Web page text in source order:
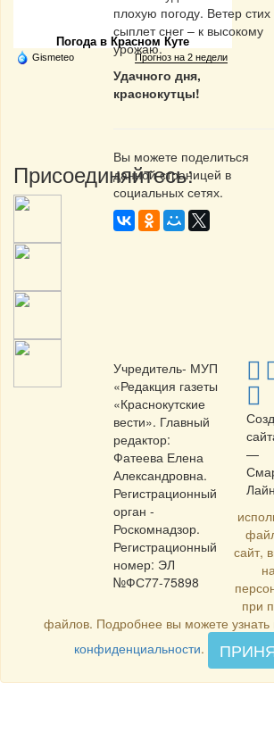
Частная реклама
Погода в Красном Куте
Gismeteo Прогноз на 2 недели
Присоединяйтесь:
плохую погоду. Ветер стих
сыплет снег – к высокому
урожаю.
Удачного дня,
краснокутцы!
Вы можете поделиться
данной страницей в
социальных сетях.
Учредитель- МУП
«Редакция газеты
«Краснокутские
вести». Главный
редактор:
Фатеева Елена
Александровна.
Регистрационный
орган -
Роскомнадзор.
Регистрационный
номер: ЭЛ
№ФС77-75898
—
Лайн
сайт,
при
файлов. Подробнее вы можете узнать
конфиденциальности.